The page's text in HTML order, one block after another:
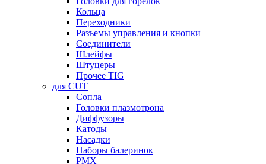
Кольца
Переходники
Разъемы управления и кнопки
Соединители
Шлейфы
Штуцеры
Прочее TIG
для CUT
Сопла
Головки плазмотрона
Диффузоры
Катоды
Насадки
Наборы балеринок
PMX